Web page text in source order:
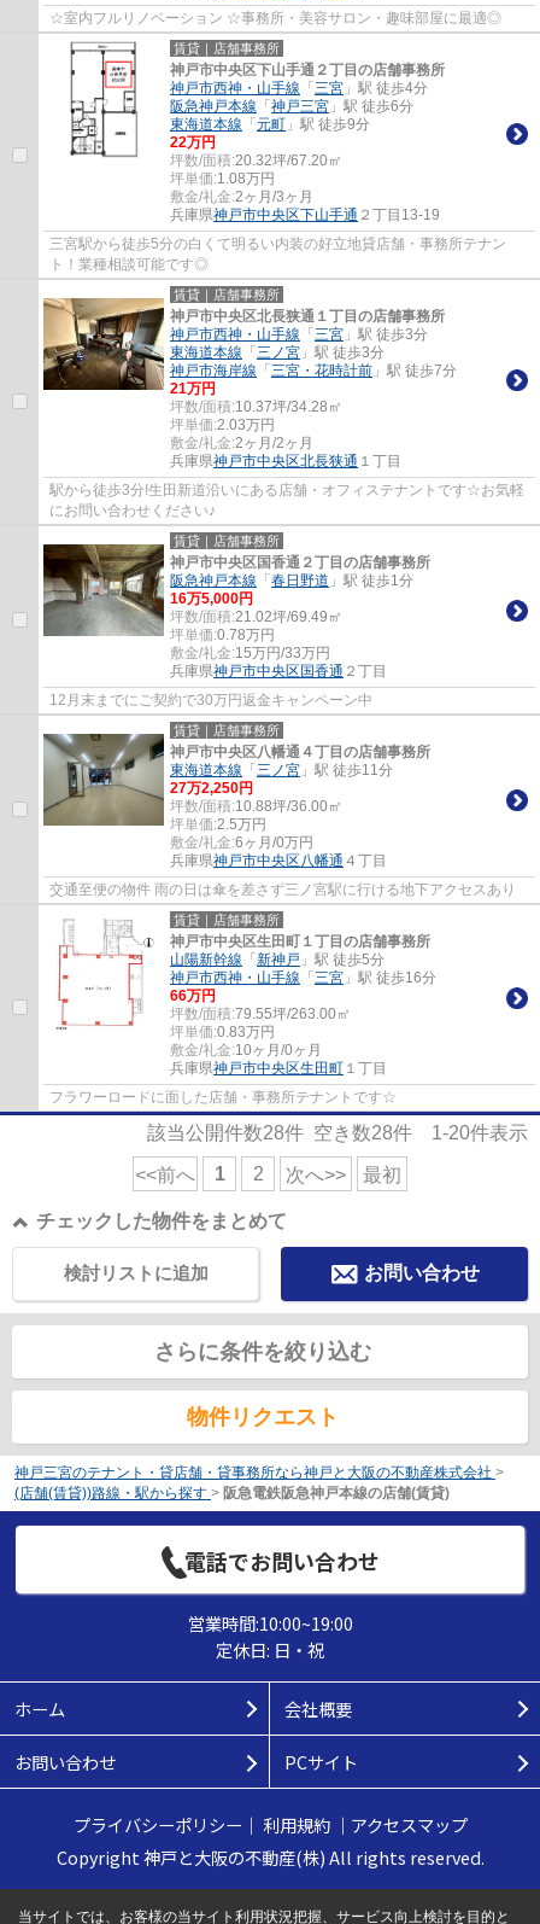
☆室内フルリノベーション ☆事務所・美容サロン・趣味部屋に最適◎
賃貸｜店舗事務所
神戸市中央区下山手通２丁目の店舗事務所
神戸市西神・山手線 「 三宮 」駅 徒歩4分
阪急神戸本線 「 神戸三宮 」駅 徒歩6分
東海道本線 「 元町 」駅 徒歩9分
22万円
坪数/面積:20.32坪/67.20㎡
坪単価:1.08万円
敷金/礼金:2ヶ月/3ヶ月
兵庫県神戸市中央区下山手通 ２丁目13-19
三宮駅から徒歩5分の白くて明るい内装の好立地貸店舗・事務所テナン
ト！業種相談可能です◎
賃貸｜店舗事務所
神戸市中央区北長狭通１丁目の店舗事務所
神戸市西神・山手線 「 三宮 」駅 徒歩3分
東海道本線 「 三ノ宮 」駅 徒歩3分
神戸市海岸線 「 三宮・花時計前 」駅 徒歩7分
21万円
坪数/面積:10.37坪/34.28㎡
坪単価:2.03万円
敷金/礼金:2ヶ月/2ヶ月
兵庫県神戸市中央区北長狭通 １丁目
駅から徒歩3分!生田新道沿いにある店舗・オフィステナントです☆お気軽
にお問い合わせください♪
賃貸｜店舗事務所
神戸市中央区国香通２丁目の店舗事務所
阪急神戸本線 「 春日野道 」駅 徒歩1分
16万5,000円
坪数/面積:21.02坪/69.49㎡
坪単価:0.78万円
敷金/礼金:15万円/33万円
兵庫県神戸市中央区 国香通 ２丁目
12月末までにご契約で30万円返金キャンペーン中
賃貸｜店舗事務所
神戸市中央区八幡通４丁目の店舗事務所
東海道本線 「 三ノ宮 」駅 徒歩11分
27万2,250円
坪数/面積:10.88坪/36.00㎡
坪単価:2.5万円
敷金/礼金:6ヶ月/0万円
兵庫県神戸市中央区八幡通 ４丁目
交通至便の物件 雨の日は傘を差さず三ノ宮駅に行ける地下アクセスあり
賃貸｜店舗事務所
神戸市中央区生田町１丁目の店舗事務所
山陽新幹線 「 新神戸 」駅 徒歩5分
神戸市西神・山手線 「 三宮 」駅 徒歩16分
66万円
坪数/面積:79.55坪/263.00㎡
坪単価:0.83万円
敷金/礼金:10ヶ月/0ヶ月
兵庫県神戸市中央区生田町 １丁目
フラワーロードに面した店舗・事務所テナントです☆
該当公開件数28件 空き数28件 1-20件表示
<<前へ 1 2 次へ>> 最初
チェックした物件をまとめて
お問い合わせ
検討リストに追加
さらに条件を絞り込む
物件リクエスト
神戸三宮のテナント・貸店舗・貸事務所なら神戸と大阪の不動産株式会社 >
(店舗(賃貸))路線・駅から探す > 阪急電鉄阪急神戸本線の店舗(賃貸)
電話でお問い合わせ
営業時間:10:00~19:00
定休日: 日・祝
ホーム 会社概要
お問い合わせ PCサイト
プライバシーポリシー ｜ 利用規約｜ アクセスマップ
Copyright 神戸と大阪の不動産(株) All rights reserved.
当サイトでは、お客様の当サイト利用状況把握、サービス向上検討を目的と